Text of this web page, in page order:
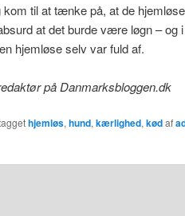
til at tænke på, at de
at det burde være løgn – og
hjemløse selv var fuld af.
på Danmarksbloggen.dk
hjemløs,hund,kærlighed,kødaf